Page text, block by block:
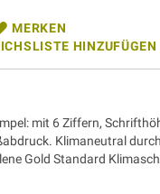
MERKEN
HINZUFÜGEN
mit 6 Ziffern,
Klimaneutral
Gold Standard